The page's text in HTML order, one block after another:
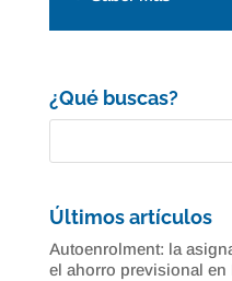
¿Qué buscas?
Últimos artículos
Autoenrolment: la
el ahorro previsional en